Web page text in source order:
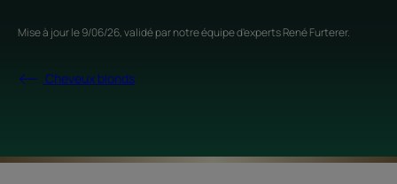
Mise à jour le9/06/26, validé parnotre équipe d'experts René Furterer.
Cheveux blonds